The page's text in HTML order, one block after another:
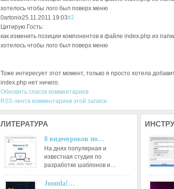
хотелось чтобы лого был поверх меню
0artonix25.11.2011 19:03#2
Цитирую Гость:
как изменить позиции компонентов в файле index.php из
хотелось чтобы лого был поверх меню
Тоже интересует этот момент, только я просто хотела
index.php нет ничего.
Обновить список комментариев
RSS лента комментариев этой записи
ЛИТЕРАТУРА
8 видеоуроков по…
На днях популярная и
известная студия по
разработке шаблонов и…
Joomla!…